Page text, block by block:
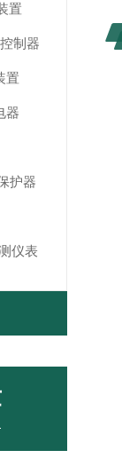
置
制器
置
器
护器
仪表